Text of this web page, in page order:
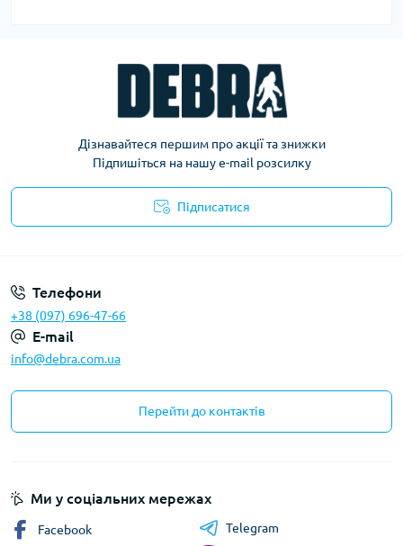
Дізнавайтеся першим про акції та знижки
Підпишіться на нашу e-mail розсилку
Підписатися
Телефони
+38 (097) 696-47-66
E-mail
info@debra.com.ua
Перейти до контактів
Ми у соціальних мережах
Facebook
Telegram